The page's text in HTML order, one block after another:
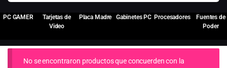
PC GAMER
Tarjetas de
Video
Placa Madre Gabinetes PC Procesadores
Fuentes de
Poder
No se encontraron productos que concuerden con la